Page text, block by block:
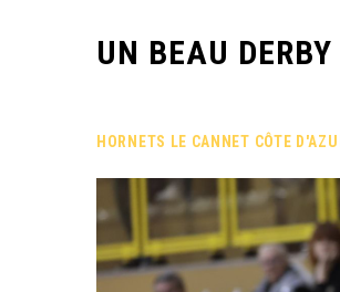
UN BEAU
HORNETS LE CANNET CÔTE